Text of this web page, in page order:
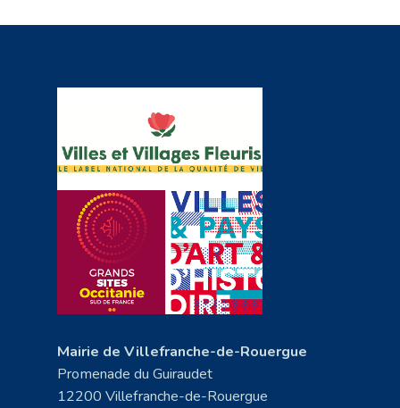
Mairie de Villefranche-de-Rouergue
Promenade du Guiraudet
12200 Villefranche-de-Rouergue